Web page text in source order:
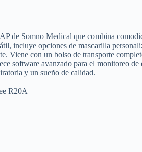
de Somno Medical que combina
incluye opciones de mascarilla
Viene con un bolso de transporte
software avanzado para el monitoreo de
y un sueño de calidad.
R20A